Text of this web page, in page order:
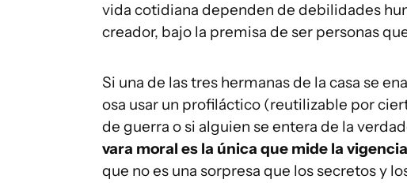
vida cotidiana dependen de debilidades
creador, bajo la premisa de ser personas
Si una de las tres hermanas de la casa se
osa usar un profiláctico (reutilizable por
de guerra o si alguien se entera de la
vara moral es la única que mide la
que no es una sorpresa que los secretos y